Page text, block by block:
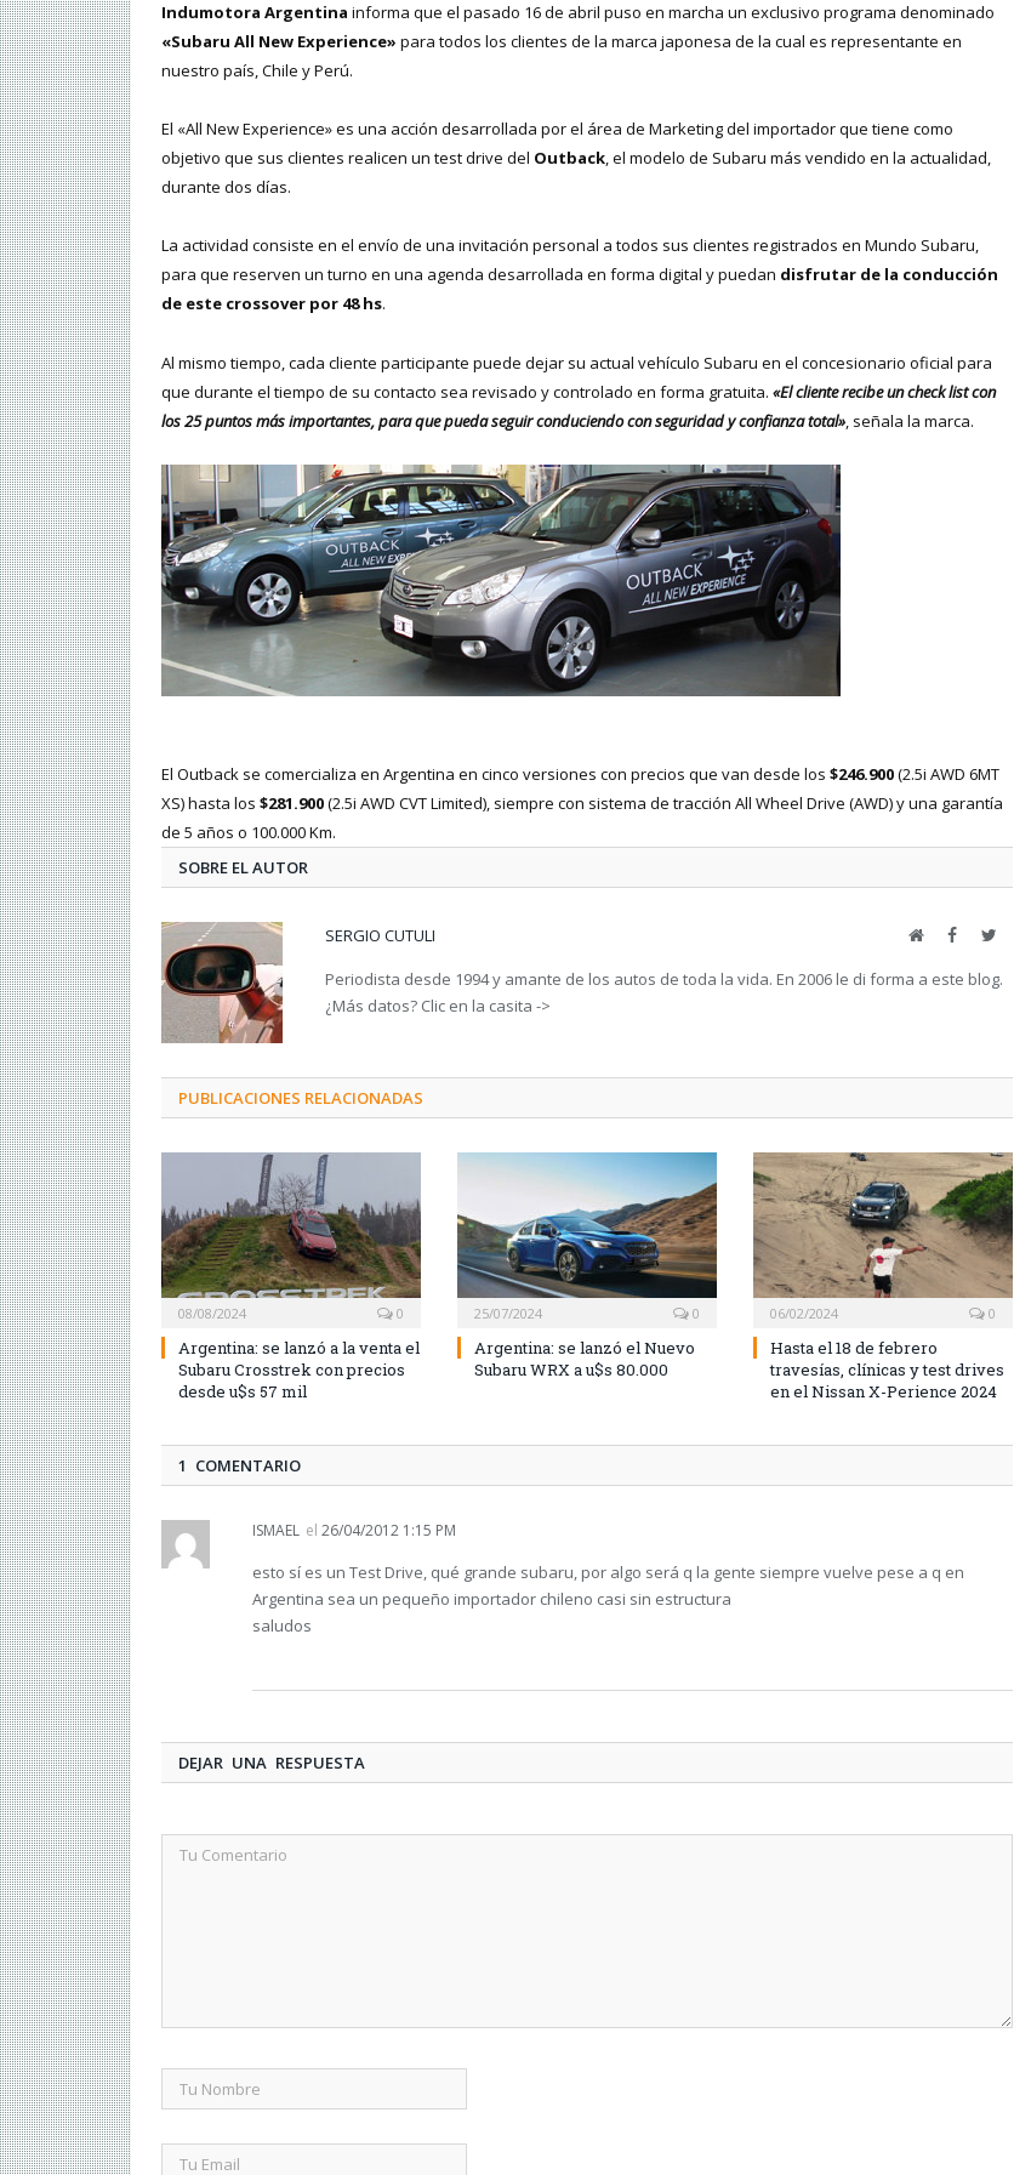
Indumotora Argentina informa que el pasado 16 de abril puso en marcha un exclusivo programa denominado
«Subaru All New Experience» para todos los clientes de la marca japonesa de la cual es representante en
nuestro país, Chile y Perú.
El «All New Experience» es una acción desarrollada por el área de Marketing del importador que tiene como
objetivo que sus clientes realicen un test drive del Outback, el modelo de Subaru más vendido en la actualidad,
durante dos días.
La actividad consiste en el envío de una invitación personal a todos sus clientes registrados en Mundo Subaru,
para que reserven un turno en una agenda desarrollada en forma digital y puedan disfrutar de la conducción
de este crossover por 48 hs.
Al mismo tiempo, cada cliente participante puede dejar su actual vehículo Subaru en el concesionario oficial para
que durante el tiempo de su contacto sea revisado y controlado en forma gratuita. «El cliente recibe un check list con
los 25 puntos más importantes, para que pueda seguir conduciendo con seguridad y confianza total» , señala la marca.
El Outback se comercializa en Argentina en cinco versiones con precios que van desde los $246.900(2.5i AWD 6MT
XS) hasta los $281.900(2.5i AWD CVT Limited), siempre con sistema de tracción All Wheel Drive (AWD) y una garantía
de 5 años o 100.000 Km.
SOBRE EL AUTOR
SERGIO CUTULI WebFacebook
Periodista desde 1994 y amante de los autos de toda la vida. En 2006 le di forma a este blog.
¿Más datos? Clic en la casita ->
PUBLICACIONES RELACIONADAS
08/08/2024 0
Argentina: se lanzó a la venta el
Subaru Crosstrek con precios
desde u$s 57 mil
25/07/2024 0
Argentina: se lanzó el Nuevo
Subaru WRX a u$s 80.000
06/02/2024 0
Hasta el 18 de febrero
travesías, clínicas y test drives
en el Nissan X-Perience 2024
1 COMENTARIO
ISMAEL el 26/04/2012 1:15 PM
esto sí es un Test Drive, qué grande subaru, por algo será q la gente siempre vuelve pese a q en
Argentina sea un pequeño importador chileno casi sin estructura
saludos
DEJAR UNA RESPUESTA